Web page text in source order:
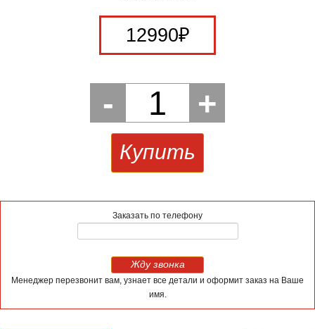
12990₽
- 1 +
Купить
Заказать по телефону
Жду звонка
Менеджер перезвонит вам, узнает все детали и оформит заказ на Ваше
имя.